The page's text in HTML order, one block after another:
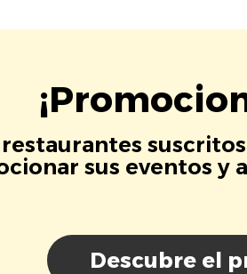
restaurantes
sus eventos y
Descubre el